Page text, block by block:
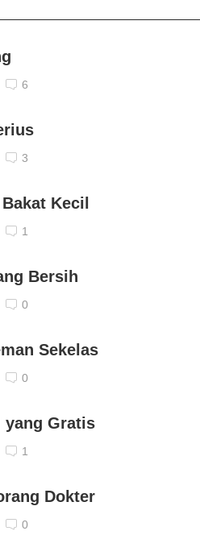
6
3
Kecil
1
Bersih
0
Sekelas
0
yang Gratis
1
Dokter
0